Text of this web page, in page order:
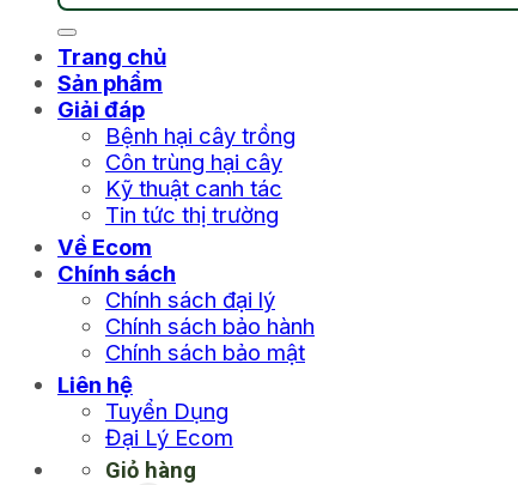
Trang chủ
Sản phẩm
Giải đáp
Bệnh hại cây trồng
Côn trùng hại cây
Kỹ thuật canh tác
Tin tức thị trường
Về Ecom
Chính sách
Chính sách đại lý
Chính sách bảo hành
Chính sách bảo mật
Liên hệ
Tuyển Dụng
Đại Lý Ecom
Giỏ hàng